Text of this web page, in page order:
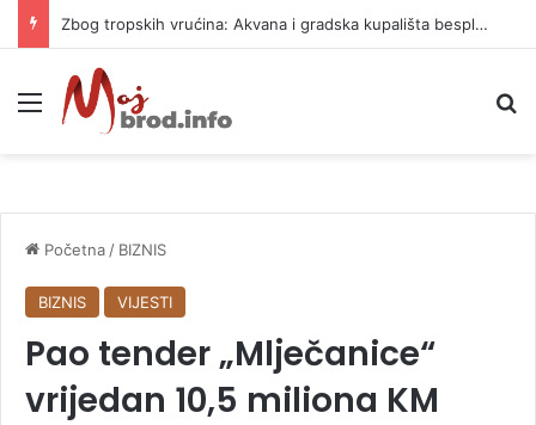
Zbog tropskih vrućina: Akvana i gradska kupališta besplatni tri dana
Meni
Početna / BIZNIS
BIZNIS VIJESTI
Pao tender „Mlječanice“
vrijedan 10,5 miliona KM